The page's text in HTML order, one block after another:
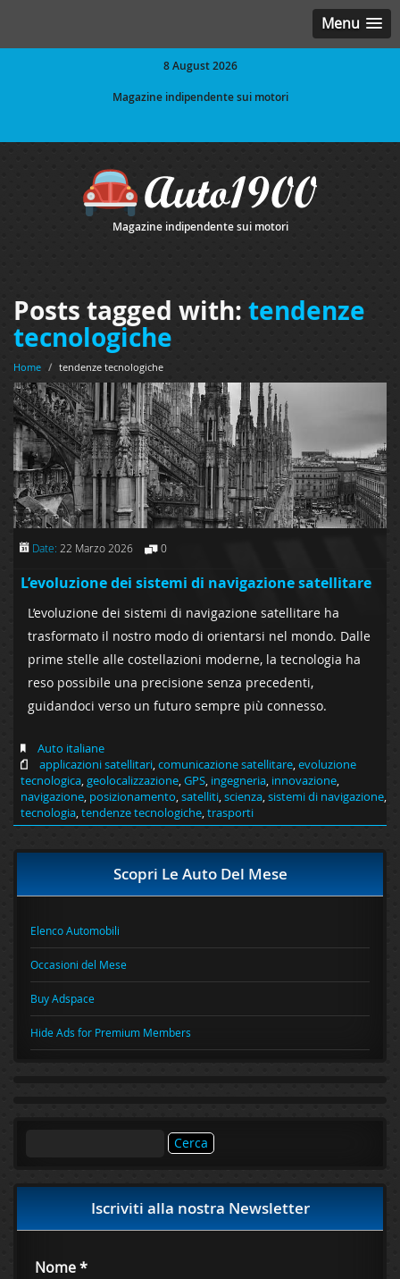
Menu
8 August 2026
Magazine indipendente sui motori
Magazine indipendente sui motori
Posts tagged with: tendenze
tecnologiche
Home / tendenze tecnologiche
Date: 22 Marzo 2026 0
L’evoluzione dei sistemi di navigazione satellitare
L’evoluzione dei sistemi di navigazione satellitare ha
trasformato il nostro modo di orientarsi nel mondo. Dalle
prime stelle alle costellazioni moderne, la tecnologia ha
reso possibile una precisione senza precedenti,
guidandoci verso un futuro sempre più connesso.
Auto italiane
applicazioni satellitari,comunicazione satellitare,evoluzione
tecnologica,geolocalizzazione,GPS, ingegneria, innovazione,
navigazione, posizionamento,satelliti,scienza,sistemi di navigazione,
tecnologia,tendenze tecnologiche,trasporti
Scopri Le Auto Del Mese
Elenco Automobili
Occasioni del Mese
Buy Adspace
Hide Ads for Premium Members
Iscriviti alla nostra Newsletter
Nome*